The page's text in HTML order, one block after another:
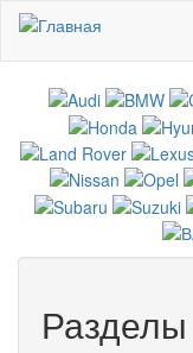
Перейти к основному
Разделы